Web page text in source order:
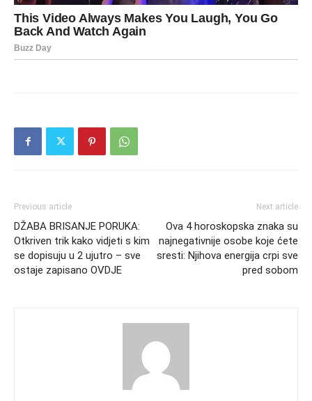
Previous article
DŽABA BRISANJE PORUKA:
Otkriven trik kako vidjeti s kim
se dopisuju u 2 ujutro – sve
ostaje zapisano OVDJE
Next article
Ova 4 horoskopska znaka su
najnegativnije osobe koje ćete
sresti: Njihova energija crpi sve
pred sobom